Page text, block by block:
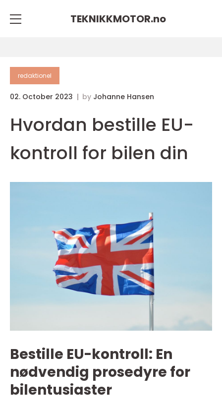
TEKNIKKMOTOR.no
redaktionel
02. October 2023 by Johanne Hansen
Hvordan bestille EU-
kontroll for bilen din
Bestille EU-kontroll: En
nødvendig prosedyre for
bilentusiaster